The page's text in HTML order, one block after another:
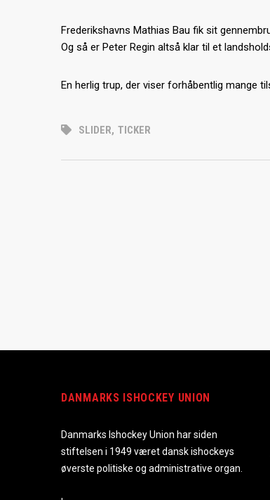
Frederikshavns Mathias Bau fik sit
Og så er Peter Regin altså klar til et
En herlig trup, der viser forhåbentlig mange
SLIDER, TICKER
DANMARKS ISHOCKEY UNION
Danmarks Ishockey Union har siden
stiftelsen i 1949 været dansk ishockeys
øverste politiske og administrative organ.